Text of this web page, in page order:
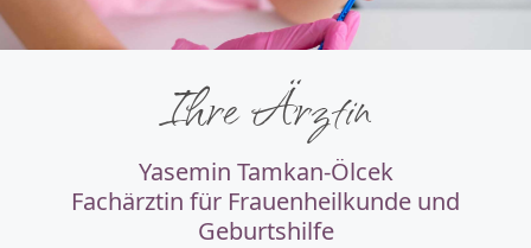
Ihre Ärztin
Yasemin Tamkan-Ölcek
Fachärztin für Frauenheilkunde und
Geburtshilfe